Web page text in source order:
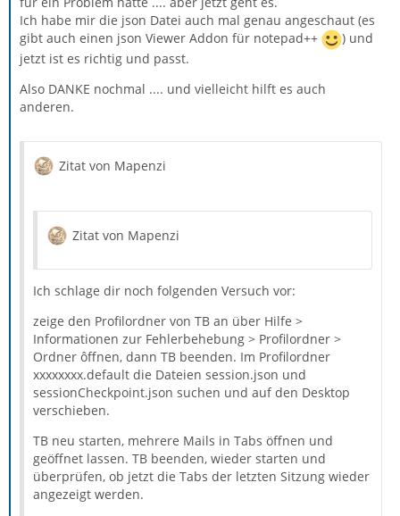
Ich habe mir die json Datei auch mal genau angeschaut (es
gibt auch einen json Viewer Addon für notepad++
) und
jetzt ist es richtig und passt.
Also DANKE nochmal .... und vielleicht hilft es auch
anderen.
Zitat von Mapenzi
Zitat von Mapenzi
Ich schlage dir noch folgenden Versuch vor:
zeige den Profilordner von TB an über Hilfe >
Informationen zur Fehlerbehebung > Profilordner >
Ordner ôffnen, dann TB beenden. Im Profilordner
xxxxxxxx.default die Dateien session.json und
sessionCheckpoint.json suchen und auf den Desktop
verschieben.
TB neu starten, mehrere Mails in Tabs öffnen und
geöffnet lassen. TB beenden, wieder starten und
überprüfen, ob jetzt die Tabs der letzten Sitzung wieder
angezeigt werden.